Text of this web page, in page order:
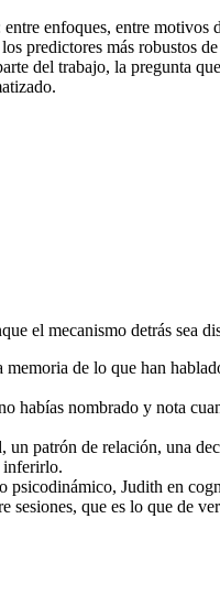
enfoques, entre
predictores más robustos
del trabajo, la pregunta
el mecanismo detrás sea
de lo que han
habías nombrado y nota
patrón de relación, una
inferirlo.
Judith en
que es lo que de